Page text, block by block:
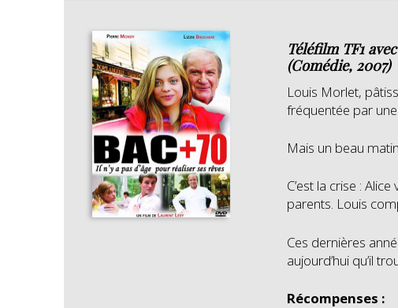
Téléfilm TF1
(Comédie, 2007)
Louis Morlet,
fréquentée par
Mais un beau
C’est la crise :
parents. Louis
Ces dernières
aujourd’hui qu’il
Récompenses :